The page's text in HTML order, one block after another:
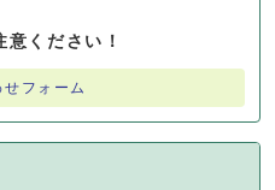
ください！
フォーム